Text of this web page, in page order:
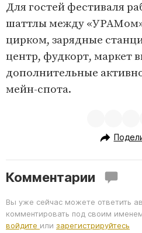
Для гостей фестиваля
шаттлы между
цирком, зарядные
центр, фудкорт, маркет
дополнительные
мейн-спота.
Комментарии
Вы уже сейчас можете ответить
комментировать под своим
войдите или зарегистрируйтесь